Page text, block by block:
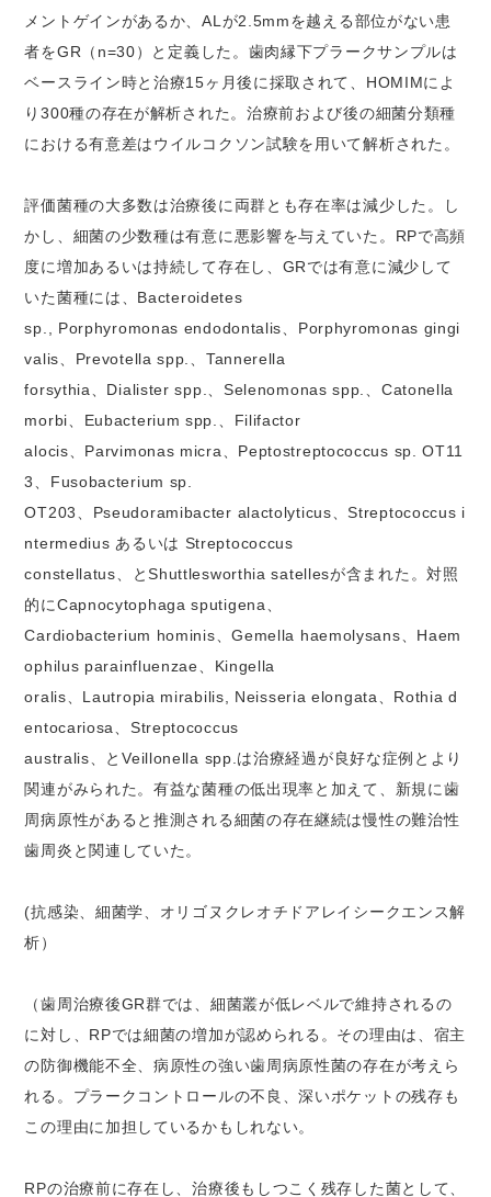
メントゲインがあるか、ALが2.5mmを越える部位がない患
者をGR（n=30）と定義した。歯肉縁下プラークサンプルは
ベースライン時と治療15ヶ月後に採取されて、HOMIMによ
り300種の存在が解析された。治療前および後の細菌分類種
における有意差はウイルコクソン試験を用いて解析された。
評価菌種の大多数は治療後に両群とも存在率は減少した。し
かし、細菌の少数種は有意に悪影響を与えていた。RPで高頻
度に増加あるいは持続して存在し、GRでは有意に減少して
いた菌種には、Bacteroidetes
sp., Porphyromonas endodontalis、Porphyromonas gingi
valis、Prevotella spp.、Tannerella
forsythia、Dialister spp.、Selenomonas spp.、Catonella
morbi、Eubacterium spp.、Filifactor
alocis、Parvimonas micra、Peptostreptococcus sp. OT11
3、Fusobacterium sp.
OT203、Pseudoramibacter alactolyticus、Streptococcus i
ntermedius あるいは Streptococcus
constellatus、とShuttlesworthia satellesが含まれた。対照
的にCapnocytophaga sputigena、
Cardiobacterium hominis、Gemella haemolysans、Haem
ophilus parainfluenzae、Kingella
oralis、Lautropia mirabilis, Neisseria elongata、Rothia d
entocariosa、Streptococcus
australis、とVeillonella spp.は治療経過が良好な症例とより
関連がみられた。有益な菌種の低出現率と加えて、新規に歯
周病原性があると推測される細菌の存在継続は慢性の難治性
歯周炎と関連していた。
(抗感染、細菌学、オリゴヌクレオチドアレイシークエンス解
析）
（歯周治療後GR群では、細菌叢が低レベルで維持されるの
に対し、RPでは細菌の増加が認められる。その理由は、宿主
の防御機能不全、病原性の強い歯周病原性菌の存在が考えら
れる。プラークコントロールの不良、深いポケットの残存も
この理由に加担しているかもしれない。
RPの治療前に存在し、治療後もしつこく残存した菌として、